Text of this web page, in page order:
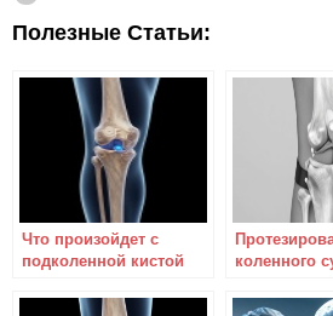
Полезные Статьи:
Что произойдет с
подколенной кистой
эндопротезирования
коленного